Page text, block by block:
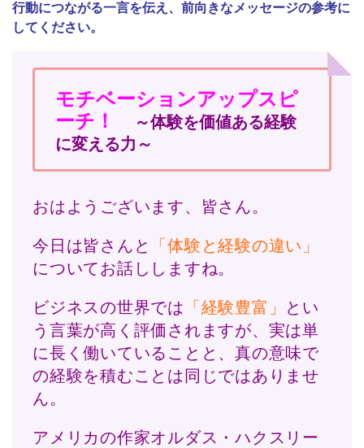
行動につながる一言を伝え、前向きなメッセージの参考に
してください。
モチベーションアップスピ
ーチ！
～体験を価値ある経験
に変える力～
おはようございます、皆さん。
今日は皆さんと
「体験と経験の違い」
についてお話ししますね。
ビジネスの世界では 「経験豊富」
とい
う言葉が高く評価されますが、実は単
に長く働いていることと、真の意味で
の経験を積むことは同じではありませ
ん。
アメリカの作家オルダス・ハクスリー